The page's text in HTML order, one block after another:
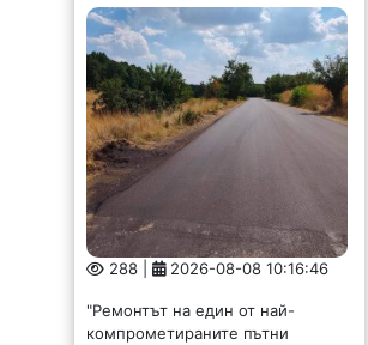
288 | 2026-08-08 10:16:46
"Ремонтът на един от най-
компрометираните пътни